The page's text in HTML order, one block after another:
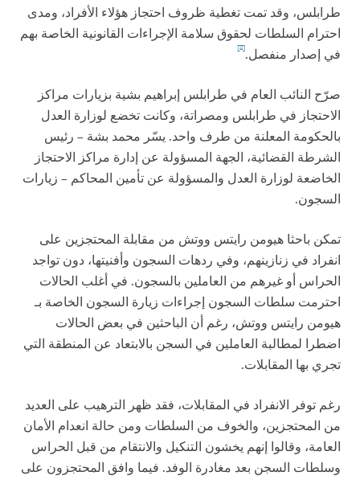
طرابلس، وقد تمت تغطية ظروف احتجاز هؤلاء الأفراد، ومدى
احترام السلطات لحقوق سلامة الإجراءات القانونية الخاصة بهم
في إصدار منفصل.[8]
صرّح النائب العام في طرابلس إبراهيم بشية بزيارات مراكز
الاحتجاز في طرابلس ومصراتة، وكانت تخضع لوزارة العدل
بالحكومة المعلنة من طرف واحد. يسّر محمد بشة – رئيس
الشرطة القضائية، الجهة المسؤولة عن إدارة مراكز الاحتجاز
الخاضعة لوزارة العدل والمسؤولة عن تأمين المحاكم – زيارات
السجون.
تمكن باحثا هيومن رايتس ووتش من مقابلة المحتجزين على
انفراد في زنازينهم، وفي ردهات السجون وأفنيتها، دون تواجد
الحراس أو غيرهم من العاملين بالسجون. في أغلب الحالات
احترمت سلطات السجون إجراءات زيارة السجون الخاصة بـ
هيومن رايتس ووتش، رغم أن الباحثين في بعض الحالات
اضطرا لمطالبة العاملين في السجن بالابتعاد عن المنطقة التي
تجري بها المقابلات.
رغم توفر الانفراد في المقابلات، فقد ظهر الترهيب على العديد
من المحتجزين، والخوف من السلطات ومن حالة انعدام الأمان
العامة، وقالوا إنهم يخشون التنكيل والانتقام من قبل الحراس
وسلطات السجن بعد مغادرة الوفد. فيما وافق المحتجزون على